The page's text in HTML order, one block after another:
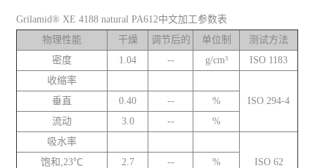
Grilamid® XE 4188 natural PA612中文加工参数表
物理性能
干燥 调节后的 单位制
测试方法
密度
1.04 -- g/cm³
ISO 1183
收缩率
ISO 294-4
垂直 0.40 --
%
流动
3.0 --
%
吸水率
ISO 62
饱和,23℃ 2.7 --
%